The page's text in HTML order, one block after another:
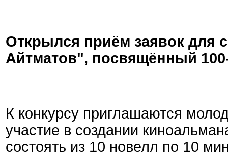
Открылся приём заявок для
Айтматов", посвящённый
К конкурсу приглашаются
участие в создании
состоять из 10 новелл по 10